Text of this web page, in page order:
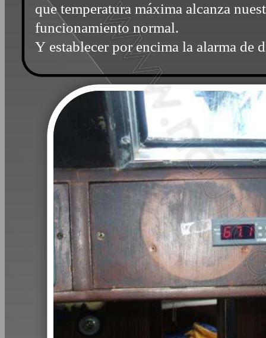
que temperatura máxima alcanza
funcionamiento normal.
Y establecer por encima la alarma de